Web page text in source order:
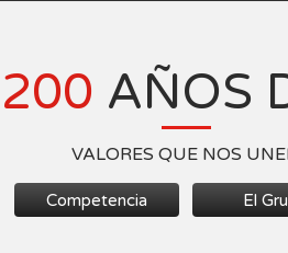
200 AÑOS
VALORES QUE NOS
Competencia El